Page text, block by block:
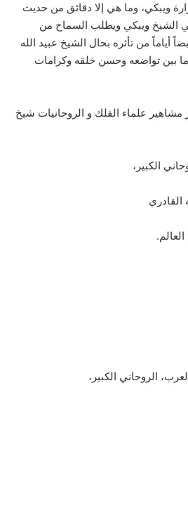
ويبكي، وما هي إلا دقائق من حديث
الشيخ ويبكي ويطلب السماح من
أياماً من تأثره بحال الشيخ عبيد الله
ما بين تواضعه وحسن خلقه وكرامات
علماء الفلك و الروحانيات شيخ
الكبير،
القادري
الروحاني الكبير،